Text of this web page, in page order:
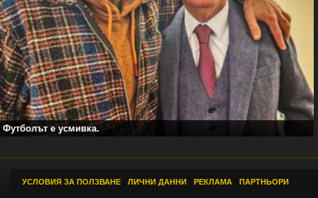
Футболът е усмивка.
УСЛОВИЯ ЗА ПОЛЗВАНЕ ЛИЧНИ ДАННИ РЕКЛАМА ПАРТНЬОРИ